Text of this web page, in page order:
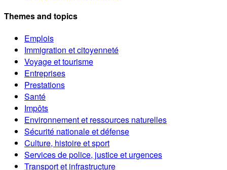
Themes and topics
Emplois
Immigration et citoyenneté
Voyage et tourisme
Entreprises
Prestations
Santé
Impôts
Environnement et ressources naturelles
Sécurité nationale et défense
Culture, histoire et sport
Services de police, justice et urgences
Transport et infrastructure